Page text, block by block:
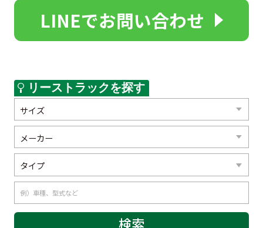
リーストラックを探す
LINEでお問い合わせ